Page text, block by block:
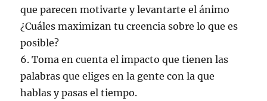
que parecen motivarte y levantarte el ánimo
¿Cuáles maximizan tu creencia sobre lo que es
posible?
6. Toma en cuenta el impacto que tienen las
palabras que eliges en la gente con la que
hablas y pasas el tiempo.